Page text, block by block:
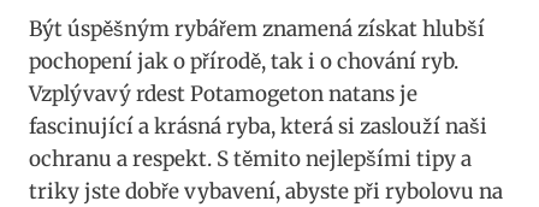
Být ⁣úspěšným rybářem znamená získat hlubší⁣
pochopení ⁣jak o přírodě, tak i ⁢o ​chování ⁤ryb.
Vzplývavý⁢ rdest ​Potamogeton natans je
fascinující a krásná‍ ryba, ⁤která⁤ si zaslouží naši
⁢ochranu a respekt. S těmito nejlepšími ⁤tipy a
triky jste dobře vybavení, abyste při‌ rybolovu na